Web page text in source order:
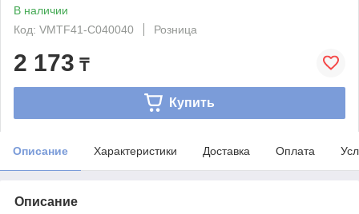
В наличии
Код: VMTF41-C040040
Розница
2 173 ₸
Купить
Описание Характеристики Доставка Оплата
Описание